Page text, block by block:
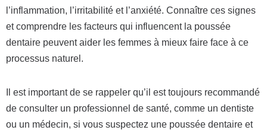
l’inflammation, l’irritabilité et l’anxiété. Connaître ces signes
et comprendre les facteurs qui influencent la poussée
dentaire peuvent aider les femmes à mieux faire face à ce
processus naturel.
Il est important de se rappeler qu’il est toujours recommandé
de consulter un professionnel de santé, comme un dentiste
ou un médecin, si vous suspectez une poussée dentaire et